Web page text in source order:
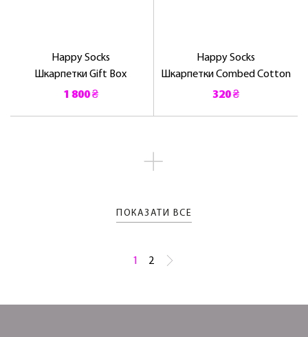
Happy Socks
Шкарпетки Gift Box
1 800 ₴
Happy Socks
Шкарпетки Combed Cotton
320 ₴
ПОКАЗАТИ ВСЕ
1 2